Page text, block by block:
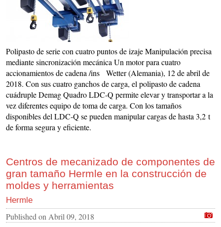
Polipasto de serie con cuatro puntos de izaje Manipulación precisa
mediante sincronización mecánica Un motor para cuatro
accionamientos de cadena /ins Wetter (Alemania), 12 de abril de
2018. Con sus cuatro ganchos de carga, el polipasto de cadena
cuádruple Demag Quadro LDC-Q permite elevar y transportar a la
vez diferentes equipo de toma de carga. Con los tamaños
disponibles del LDC-Q se pueden manipular cargas de hasta 3,2 t
de forma segura y eficiente.
Centros de mecanizado de componentes de
gran tamaño Hermle en la construcción de
moldes y herramientas
Hermle
Published on Abril 09, 2018